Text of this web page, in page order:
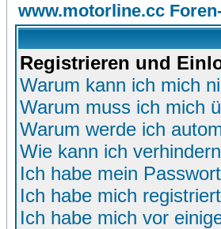
www.motorline.cc
Registrieren und
Warum kann ich mich
Warum muss ich mich
Warum werde ich
Wie kann ich
Ich habe mein
Ich habe mich
Ich habe mich vor